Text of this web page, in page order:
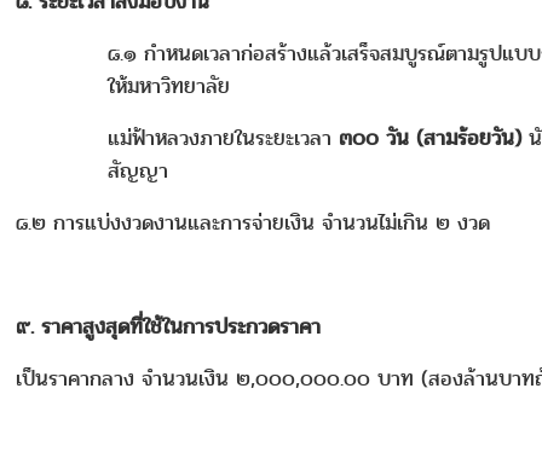
๘.๑ กำหนดเวลาก่อสร้างแล้วเสร็จสมบูรณ์ตามรูปแบ
ให้มหาวิทยาลัย
แม่ฟ้าหลวงภายในระยะเวลา ๓๐๐ วัน (สามร้อยวัน)นั
สัญญา
๘.๒ การแบ่งงวดงานและการจ่ายเงิน จำนวนไม่เกิน ๒ งวด
๙. ราคาสูงสุดที่ใช้ในการประกวดราคา
เป็นราคากลาง จำนวนเงิน ๒,๐๐๐,๐๐๐.๐๐ บาท (สองล้านบาท